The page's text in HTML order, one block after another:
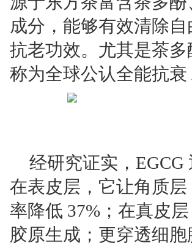
成分，能够有效清除
抗老功效。尤其是茶
称为全球公认全能抗衰
经研究证实，
在表皮层，它让角质
率降低 37%；在真皮
胶原生成；更穿透细